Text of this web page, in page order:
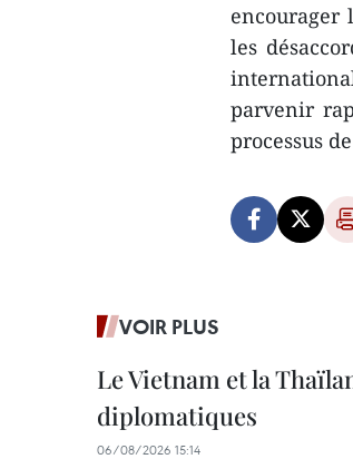
encourager
les
parvenir
processus
VOIR PLUS
Le Vietnam et la
diplomatiques
06/08/2026 15:14